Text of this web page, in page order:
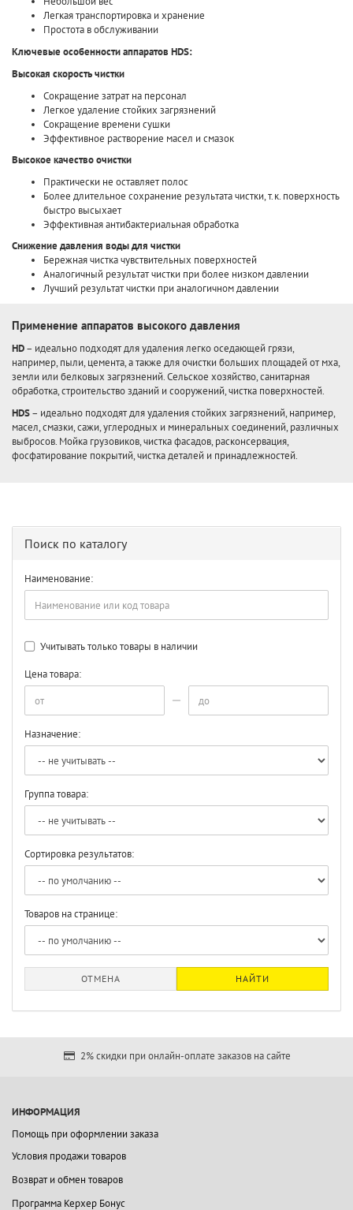
Легкая транспортировка и хранение
Простота в обслуживании
Ключевые особенности аппаратов HDS:
Высокая скорость чистки
Сокращение затрат на персонал
Легкое удаление стойких загрязнений
Сокращение времени сушки
Эффективное растворение масел и смазок
Высокое качество очистки
Практически не оставляет полос
Более длительное сохранение результата чистки, т.к. поверхность
быстро высыхает
Эффективная антибактериальная обработка
Снижение давления воды для чистки
Бережная чистка чувствительных поверхностей
Аналогичный результат чистки при более низком давлении
Лучший результат чистки при аналогичном давлении
Применение аппаратов высокого давления
HD– идеально подходят для удаления легко оседающей грязи,
например, пыли, цемента, а также для очистки больших площадей от мха,
земли или белковых загрязнений. Сельское хозяйство, санитарная
обработка, строительство зданий и сооружений, чистка поверхностей.
HDS– идеально подходят для удаления стойких загрязнений, например,
масел, смазки, сажи, углеродных и минеральных соединений, различных
выбросов. Мойка грузовиков, чистка фасадов, расконсервация,
фосфатирование покрытий, чистка деталей и принадлежностей.
Поиск по каталогу
Наименование:
Учитывать только товары в наличии
Цена товара:
Назначение:
Группа товара:
Сортировка результатов:
Товаров на странице:
ОТМЕНА НАЙТИ
2% скидки при онлайн-оплате заказов на сайте
ИНФОРМАЦИЯ
Помощь при оформлении заказа
Условия продажи товаров
Возврат и обмен товаров
Программа Керхер Бонус